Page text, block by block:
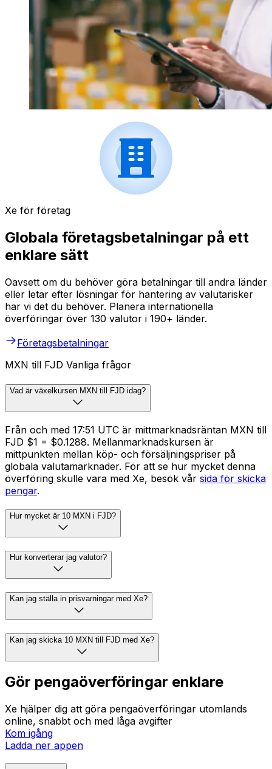
Xe för företag
Globala företagsbetalningar på ett
enklare sätt
Oavsett om du behöver göra betalningar till andra länder
eller letar efter lösningar för hantering av valutarisker
har vi det du behöver. Planera internationella
överföringar över 130 valutor i 190+ länder.
Företagsbetalningar
MXN till FJD Vanliga frågor
Vad är växelkursen MXN till FJD idag?
Från och med 17:51 UTC är mittmarknadsräntan MXN till
FJD $1 = $0.1288. Mellanmarknadskursen är
mittpunkten mellan köp- och försäljningspriser på
globala valutamarknader. För att se hur mycket denna
överföring skulle vara med Xe, besök vår sida för skicka
pengar.
Hur mycket är 10 MXN i FJD?
Hur konverterar jag valutor?
Kan jag ställa in prisvarningar med Xe?
Kan jag skicka 10 MXN till FJD med Xe?
Gör pengaöverföringar enklare
Xe hjälper dig att göra pengaöverföringar utomlands
online, snabbt och med låga avgifter
Kom igång
Ladda ner appen